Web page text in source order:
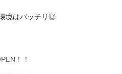
境はバッチリ◎
！！